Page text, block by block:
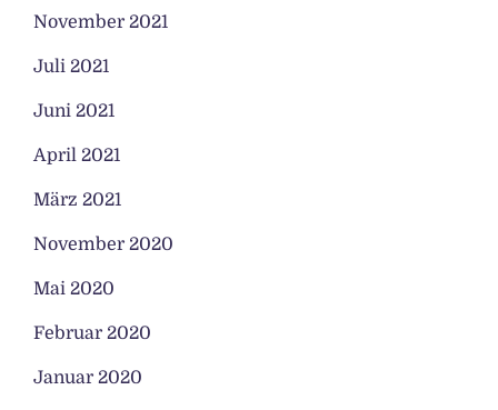
November 2021
Juli 2021
Juni 2021
April 2021
März 2021
November 2020
Mai 2020
Februar 2020
Januar 2020